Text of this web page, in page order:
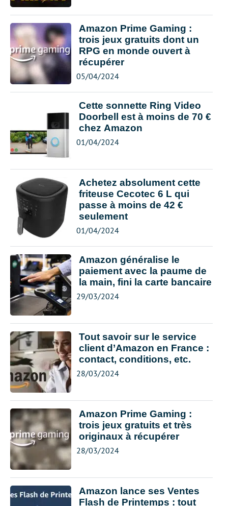
Amazon Prime Gaming :
trois jeux gratuits dont un
RPG en monde ouvert à
récupérer
05/04/2024
Cette sonnette Ring Video
Doorbell est à moins de 70 €
chez Amazon
01/04/2024
Achetez absolument cette
friteuse Cecotec 6 L qui
passe à moins de 42 €
seulement
01/04/2024
Amazon généralise le
paiement avec la paume de
la main, fini la carte bancaire
29/03/2024
Tout savoir sur le service
client d’Amazon en France :
contact, conditions, etc.
28/03/2024
Amazon Prime Gaming :
trois jeux gratuits et très
originaux à récupérer
28/03/2024
Amazon lance ses Ventes
Flash de Printemps : tout